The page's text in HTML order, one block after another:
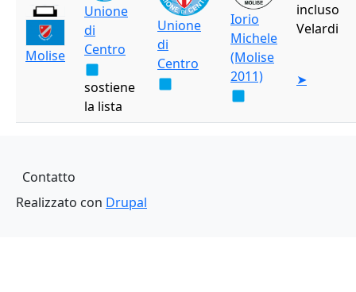
Molise
Unione
di
Centro
sostiene
la lista
Unione
di
Centro
Iorio
Michele
(Molise
2011)
incluso
Velardi
➤
Piè di pagina
Contatto
Realizzato con Drupal